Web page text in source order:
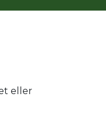
eller